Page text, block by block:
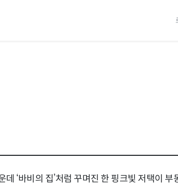
데 ‘바비의 집’처럼 꾸며진 한 핑크빛 저택이